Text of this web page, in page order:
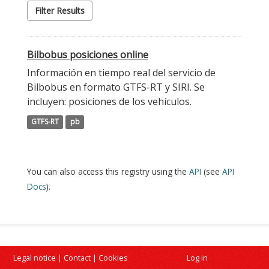
Filter Results
Bilbobus posiciones online
Información en tiempo real del servicio de
Bilbobus en formato GTFS-RT y SIRI. Se
incluyen: posiciones de los vehículos.
GTFS-RT pb
You can also access this registry using the API (see API
Docs).
Legal notice | Contact | Cookies Log in